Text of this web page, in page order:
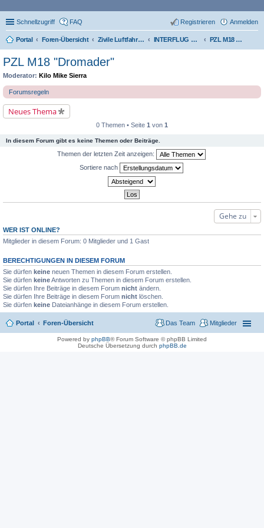
Schnellzugriff FAQ Anmelden
Registrieren
Portal Foren-Übersicht Zivile Luftfahrt der DDR INTERFLUG Flugzeugflotte (Verbleibliste) PZL M18 "Dromader"
PZL M18 "Dromader"
Moderator: Kilo Mike Sierra
Forumsregeln
Neues Thema
0 Themen • Seite 1 von 1
In diesem Forum gibt es keine Themen oder Beiträge.
Themen der letzten Zeit anzeigen:
Sortiere nach
Gehe zu
WER IST ONLINE?
Mitglieder in diesem Forum: 0 Mitglieder und 1 Gast
BERECHTIGUNGEN IN DIESEM FORUM
Sie dürfen keine neuen Themen in diesem Forum erstellen.
Sie dürfen keineAntworten zu Themen in diesem Forum erstellen.
Sie dürfen Ihre Beiträge in diesem Forum nicht ändern.
Sie dürfen Ihre Beiträge in diesem Forum nicht löschen.
Sie dürfen keine Dateianhänge in diesem Forum erstellen.
Portal Foren-Übersicht Mitglieder
Das Team
Powered by phpBB® Forum Software © phpBB Limited
Deutsche Übersetzung durch phpBB.de